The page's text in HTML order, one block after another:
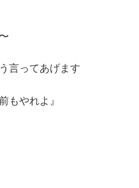
言ってあげます
もやれよ』